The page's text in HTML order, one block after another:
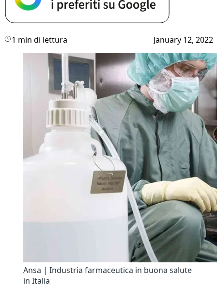
1 min di lettura January 12, 2022
Ansa | Industria farmaceutica in buona salute
in Italia